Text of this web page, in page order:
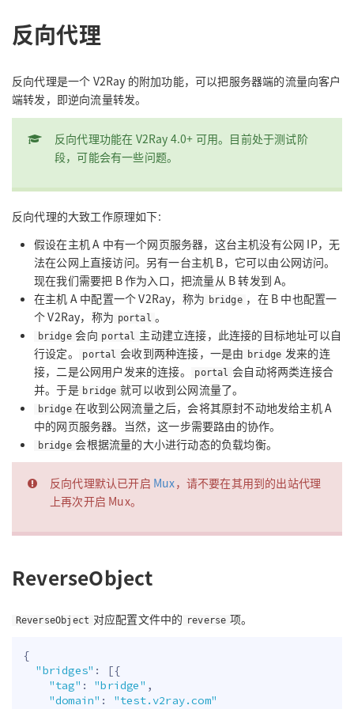
反向代理
反向代理是一个 V2Ray 的附加功能，可以把服务器端的流量向客户
端转发，即逆向流量转发。
反向代理功能在 V2Ray 4.0+ 可用。目前处于测试阶
段，可能会有一些问题。
反向代理的大致工作原理如下:
假设在主机 A 中有一个网页服务器，这台主机没有公网 IP，无
法在公网上直接访问。另有一台主机 B，它可以由公网访问。
现在我们需要把 B 作为入口，把流量从 B 转发到 A。
在主机 A 中配置一个 V2Ray，称为 bridge ，在 B 中也配置一
个 V2Ray，称为 portal 。
bridge 会向 portal
主动建立连接，此连接的目标地址可以自
行设定。
portal 会收到两种连接，一是由 bridge 发来的连
接，二是公网用户发来的连接。
portal 会自动将两类连接合
并。于是 bridge 就可以收到公网流量了。
bridge 在收到公网流量之后，会将其原封不动地发给主机 A
中的网页服务器。当然，这一步需要路由的协作。
bridge 会根据流量的大小进行动态的负载均衡。
反向代理默认已开启 Mux，请不要在其用到的出站代理
上再次开启 Mux。
ReverseObject
ReverseObject 对应配置文件中的 reverse 项。
{
"bridges" : [{
"tag" : "bridge" ,
"domain" :
"test.v2ray.com"